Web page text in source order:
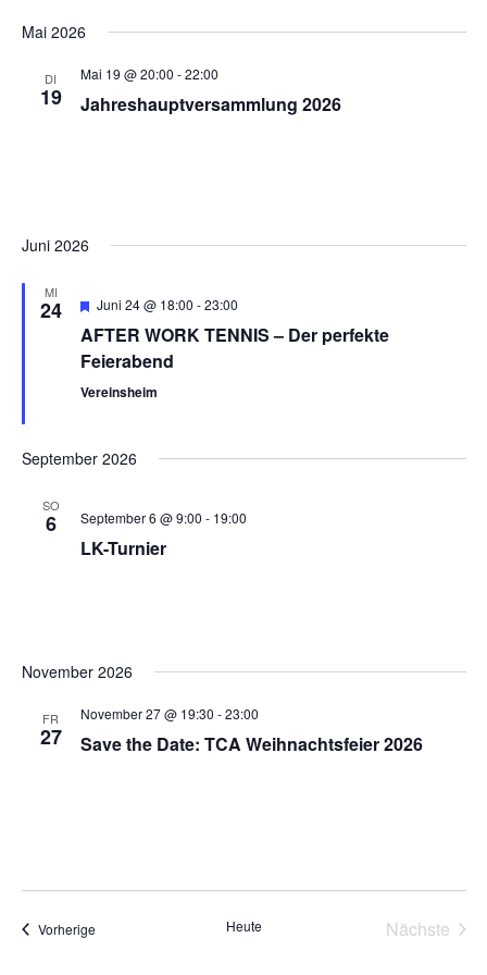
wählen.
Mai 2026
DI
19
Mai 19 @ 20:00 -22:00
Jahreshauptversammlung 2026
Juni 2026
MI
24 Empfohlen
Juni 24 @ 18:00 -23:00
AFTER WORK TENNIS – Der perfekte
Feierabend
Vereinsheim
September 2026
SO
6 September 6 @ 9:00 - 19:00
LK-Turnier
November 2026
FR
27
November 27 @ 19:30 -23:00
Save the Date: TCA Weihnachtsfeier 2026
VorherigeVeranstaltungen Heute
Nächste